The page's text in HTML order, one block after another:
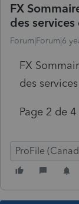
FX
des services
Forum|Forum|6
FX
des
Page 2 de
ProFile